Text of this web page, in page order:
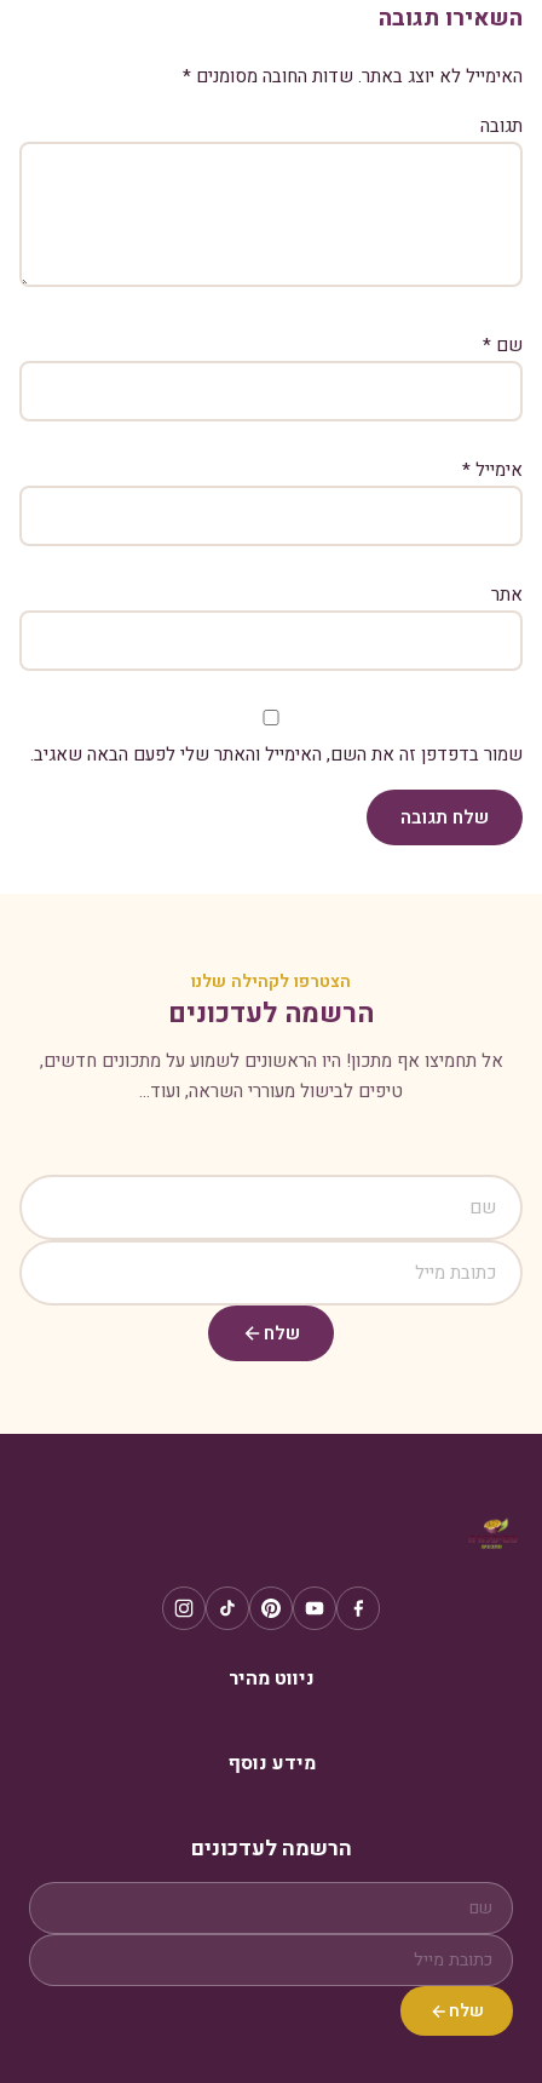
השאירו תגובה
האימייל לא יוצג באתר. שדות החובה מסומנים *
תגובה
שם *
אימייל*
אתר
שמור בדפדפן זה את השם, האימייל והאתר שלי לפעם הבאה שאגיב.
שלח תגובה
הצטרפו לקהילה שלנו
הרשמה לעדכונים
אל תחמיצו אף מתכון! היו הראשונים לשמוע על מתכונים חדשים,
טיפים לבישול מעוררי השראה, ועוד...
שלח
ניווט מהיר
מידע נוסף
הרשמה לעדכונים
שלח